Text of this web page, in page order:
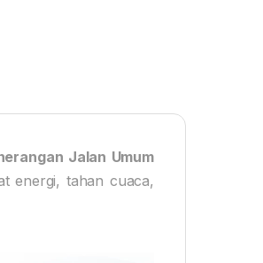
Jalan Umum
energi, tahan cuaca,